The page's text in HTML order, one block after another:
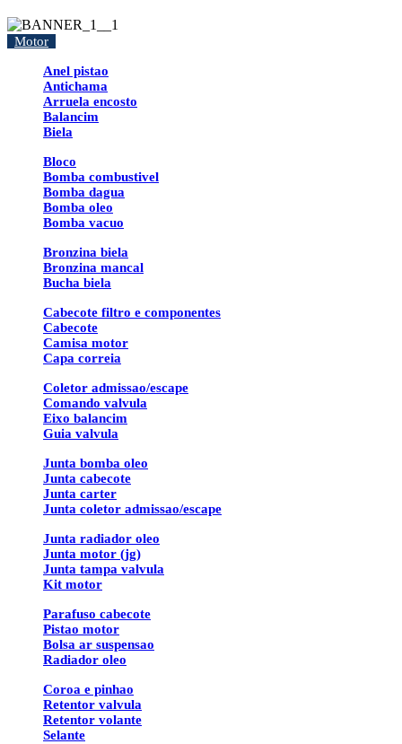
Motor
Anel pistao
Antichama
Arruela encosto
Balancim
Biela
Bloco
Bomba combustivel
Bomba dagua
Bomba oleo
Bomba vacuo
Bronzina biela
Bronzina mancal
Bucha biela
Cabecote filtro e componentes
Cabecote
Camisa motor
Capa correia
Coletor admissao/escape
Comando valvula
Eixo balancim
Guia valvula
Junta bomba oleo
Junta cabecote
Junta carter
Junta coletor admissao/escape
Junta radiador oleo
Junta motor (jg)
Junta tampa valvula
Kit motor
Parafuso cabecote
Pistao motor
Bolsa ar suspensao
Radiador oleo
Coroa e pinhao
Retentor valvula
Retentor volante
Selante